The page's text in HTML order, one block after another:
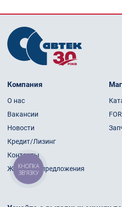
Компания
О нас
Вакансии
Новости
Кредит/Лизинг
Контакты
Жалобы и предложения
КНОПКА
ЗВ'ЯЗКУ